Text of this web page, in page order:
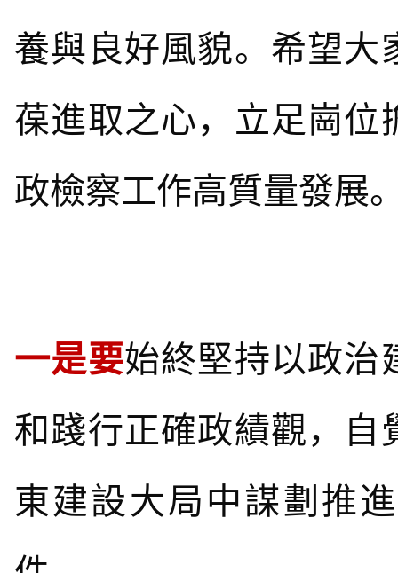
養與良好風貌。希望大
葆進取之心，立足崗位
政檢察工作高質量發展
一是要始終堅持以政治
和踐行正確政績觀，自
東建設大局中謀劃推